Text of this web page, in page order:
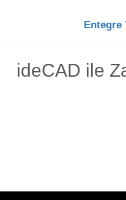
Entegre
ideCAD ile